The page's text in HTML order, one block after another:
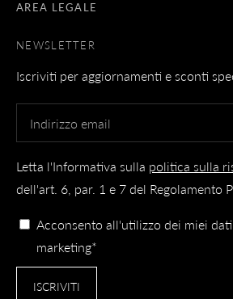
AREA LEGALE
NEWSLETTER
Iscriviti per aggiornamenti e sconti
Letta l'Informativa sulla politica sulla
dell'art. 6, par. 1 e 7 del Regolamento
Acconsento all'utilizzo dei miei
marketing*
ISCRIVITI